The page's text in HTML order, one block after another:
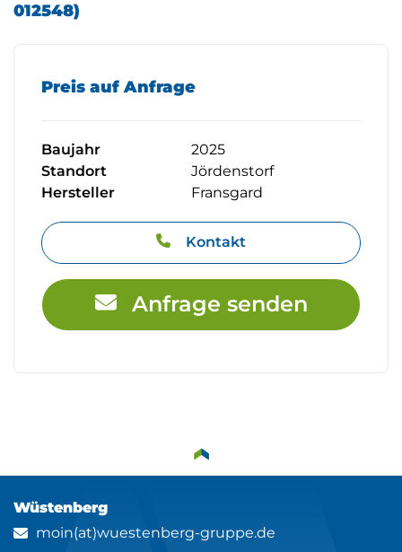
012548)
Preis auf Anfrage
Baujahr
2025
Standort
Jördenstorf
Hersteller
Fransgard
Kontakt
Anfrage senden
Wüstenberg
moin(at)wuestenberg-gruppe.de